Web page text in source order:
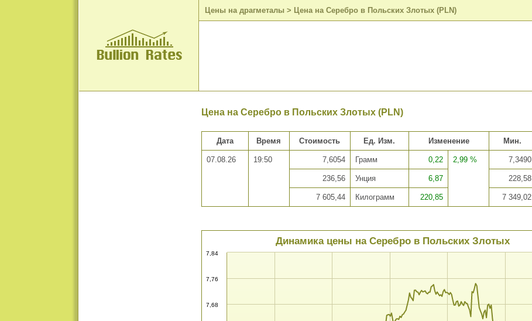
Цены на драгметалы > Цена на Серебро в Польских Злотых (PLN)
Цена на Серебро в Польских Злотых (PLN)
Дата Время Стоимость Ед. Изм. Изменение Мин.
07.08.26 19:50 7,6054 Грамм 0,22 2,99 % 7,3490
236,56 Унция 6,87 228,58
7 605,44 Килограмм 220,85 7 349,02
Динамика цены на Серебро в Польских Злотых
7,68
7,76
7,84